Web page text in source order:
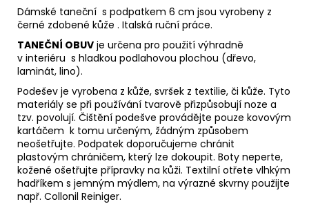
Dámské taneční s podpatkem 6 cm jsou vyrobeny z
černé zdobené kůže . Italská ruční práce.
TANEČNÍ OBUV je určena pro použití výhradně
v interiéru s hladkou podlahovou plochou (dřevo,
laminát, lino).
Podešev je vyrobena z kůže, svršek z textilie, či kůže. Tyto
materiály se při používání tvarově přizpůsobují noze a
tzv. povolují. Čištění podešve provádějte pouze kovovým
kartáčem k tomu určeným, žádným způsobem
neošetřujte. Podpatek doporučujeme chránit
plastovým chráničem, který lze dokoupit. Boty neperte,
kožené ošetřujte přípravky na kůži. Textilní otřete vlhkým
hadříkem s jemným mýdlem, na výrazné skvrny použijte
např. Collonil Reiniger.